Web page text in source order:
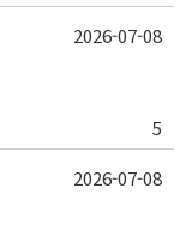
5
2026-07-08
2026-07-08